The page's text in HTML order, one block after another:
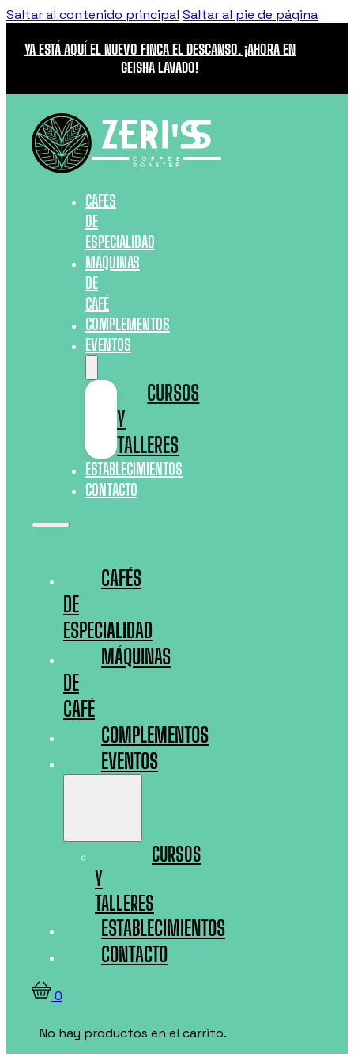
Saltar al contenido principal Saltar al pie de página
YA ESTÁ AQUÍ EL NUEVO FINCA EL DESCANSO. ¡AHORA EN
GEISHA LAVADO!
CAFÉS
DE
ESPECIALIDAD
MÁQUINAS
DE
CAFÉ
COMPLEMENTOS
EVENTOS
CURSOS
Y
TALLERES
ESTABLECIMIENTOS
CONTACTO
CAFÉS
DE
ESPECIALIDAD
MÁQUINAS
DE
CAFÉ
COMPLEMENTOS
EVENTOS
CURSOS
Y
TALLERES
ESTABLECIMIENTOS
CONTACTO
0
No hay productos en el carrito.